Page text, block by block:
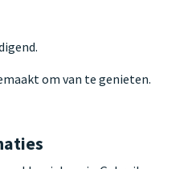
om van te genieten.